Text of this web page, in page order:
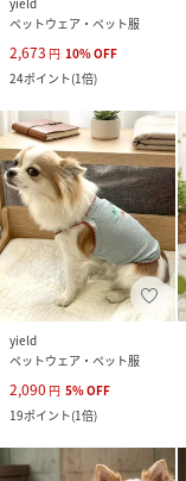
ペットウェア・ペット服
2,673 円 10%OFF
24ポイント(1倍)
yield
ペットウェア・ペット服
2,090 円 5%OFF
19ポイント(1倍)